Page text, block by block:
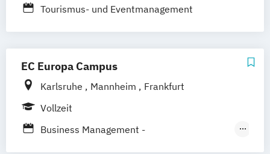
Freiburg
Friedrichshafen Göttingen
Hamburg Hannover
Kaiserslautern/Kusel Kiel Leipzig
Ludwigshafen/Diez
Online-Fernstudium Regensburg
Dresden
Tourismus- und Eventmanagement
EC Europa Campus
Karlsruhe Mannheim
Frankfurt
Vollzeit
Business Management -